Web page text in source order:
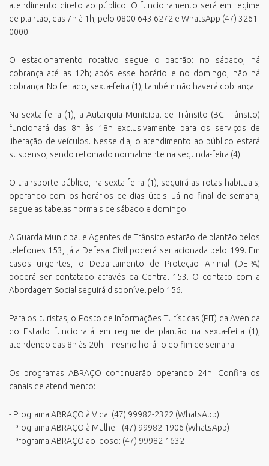
atendimento direto ao público. O funcionamento será em regime
de plantão, das 7h à 1h, pelo 0800 643 6272 e WhatsApp (47) 3261-
0000.
O estacionamento rotativo segue o padrão: no sábado, há
cobrança até as 12h; após esse horário e no domingo, não há
cobrança. No feriado, sexta-feira (1), também não haverá cobrança.
Na sexta-feira (1), a Autarquia Municipal de Trânsito (BC Trânsito)
funcionará das 8h às 18h exclusivamente para os serviços de
liberação de veículos. Nesse dia, o atendimento ao público estará
suspenso, sendo retomado normalmente na segunda-feira (4).
O transporte público, na sexta-feira (1), seguirá as rotas habituais,
operando com os horários de dias úteis. Já no final de semana,
segue as tabelas normais de sábado e domingo.
A Guarda Municipal e Agentes de Trânsito estarão de plantão pelos
telefones 153, já a Defesa Civil poderá ser acionada pelo 199. Em
casos urgentes, o Departamento de Proteção Animal (DEPA)
poderá ser contatado através da Central 153. O contato com a
Abordagem Social seguirá disponível pelo 156.
Para os turistas, o Posto de Informações Turísticas (PIT) da Avenida
do Estado funcionará em regime de plantão na sexta-feira (1),
atendendo das 8h às 20h - mesmo horário do fim de semana.
Os programas ABRAÇO continuarão operando 24h. Confira os
canais de atendimento:
- Programa ABRAÇO à Vida: (47) 99982-2322 (WhatsApp)
- Programa ABRAÇO à Mulher: (47) 99982-1906 (WhatsApp)
- Programa ABRAÇO ao Idoso: (47) 99982-1632